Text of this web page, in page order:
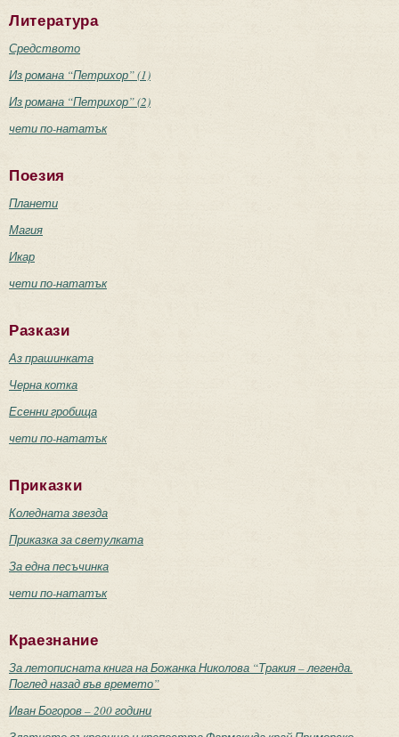
Литература
Средството
Из романа “Петрихор” (1)
Из романа “Петрихор” (2)
чети по-нататък
Поезия
Планети
Магия
Икар
чети по-нататък
Разкази
Аз прашинката
Черна котка
Есенни гробища
чети по-нататък
Приказки
Коледната звезда
Приказка за светулката
За една песъчинка
чети по-нататък
Краезнание
За летописната книга на Божанка Николова “Тракия – легенда.
Поглед назад във времето”
Иван Богоров – 200 години